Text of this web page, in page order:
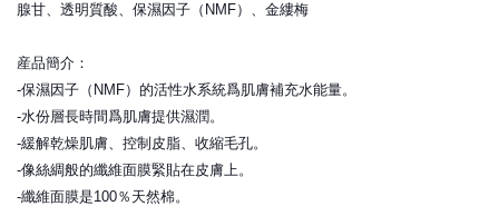
腺甘、透明質酸、保濕因子（NMF）、金縷梅
産品簡介：
-保濕因子（NMF）的活性水系統爲肌膚補充水能量。
-水份層長時間爲肌膚提供濕潤。
-緩解乾燥肌膚、控制皮脂、收縮毛孔。
-像絲綢般的纖維面膜緊貼在皮膚上。
-纖維面膜是100％天然棉。